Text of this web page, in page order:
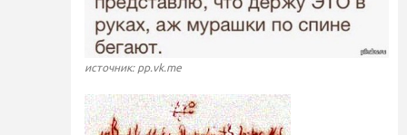
источник: pp.vk.me